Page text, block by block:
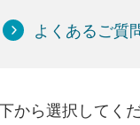
よくあるご質
から選択してくだ